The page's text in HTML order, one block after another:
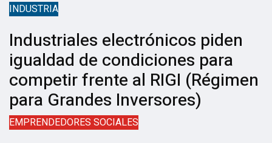
INDUSTRIA
Industriales electrónicos piden
igualdad de condiciones para
competir frente al RIGI (Régimen
para Grandes Inversores)
EMPRENDEDORES SOCIALES